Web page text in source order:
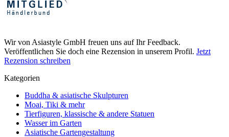
Wir von Asiastyle GmbH freuen uns auf Ihr Feedback.
Veröffentlichen Sie doch eine Rezension in unserem Profil. Jetzt
Rezension schreiben
Kategorien
Buddha & asiatische Skulpturen
Moai, Tiki & mehr
Tierfiguren, klassische & andere Statuen
Wasser im Garten
Asiatische Gartengestaltung